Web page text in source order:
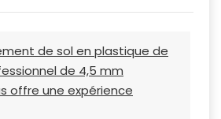
de sol en plastique de
de 4,5 mm
offre une expérience